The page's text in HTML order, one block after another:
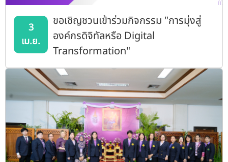
3
เม.ย.
ขอเชิญชวนเข้าร่วมกิจกรรม "การมุ่งสู่
องค์กรดิจิทัลหรือ Digital
Transformation"